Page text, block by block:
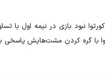
کورتوا نبود بازی در نیمه اول با
با گره کردن مشت‌هایش پاسخی به